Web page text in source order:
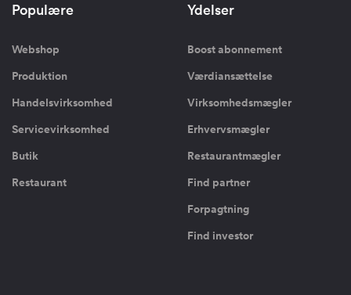
Populære
Webshop
Produktion
Handelsvirksomhed
Servicevirksomhed
Butik
Restaurant
Ydelser
Boost abonnement
Værdiansættelse
Virksomhedsmægler
Erhvervsmægler
Restaurantmægler
Find partner
Forpagtning
Find investor